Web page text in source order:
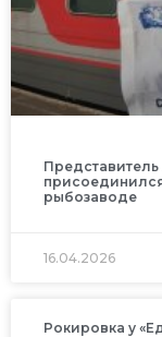
рыбозаводе
16.04.2026
Рокировка у